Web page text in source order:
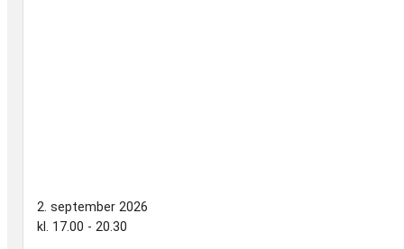
2. september 2026
kl. 17.00 - 20.30